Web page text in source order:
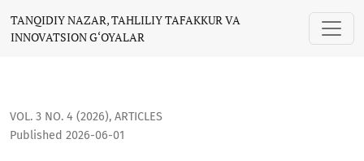
BOLALARNING IJTIMOIY MOSLASHUVINING QIYOSIY TAHLIL
TANQIDIY NAZAR, TAHLILIY TAFAKKUR VA
INNOVATSION G‘OYALAR
VOL. 3 NO. 4 (2026), ARTICLES
Published 2026-06-01